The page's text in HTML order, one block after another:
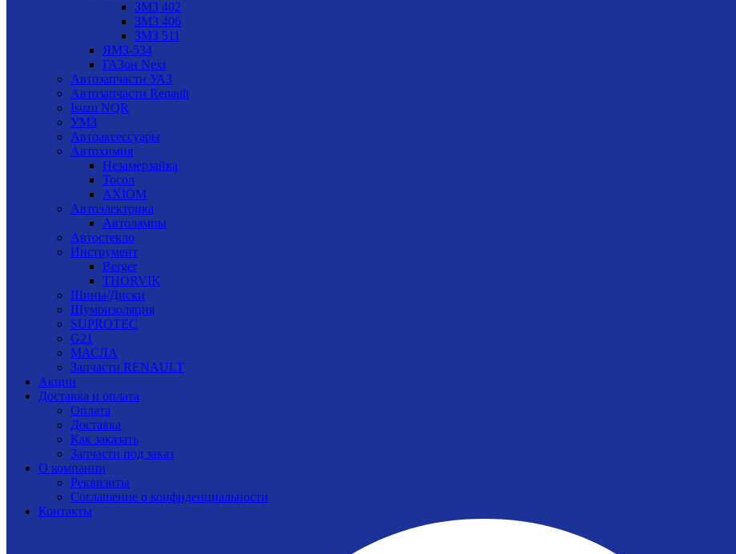
ЗМЗ 402
ЗМЗ 406
ЗМЗ 511
ЯМЗ-534
ГАЗон Next
Автозапчасти УАЗ
Автозапчасти Renault
Isuzu NQR
УМЗ
Автоаксессуары
Автохимия
Незамерзайка
Тосол
AXIOM
Автоэлектрика
Автолампы
Автостекло
Инструмент
Berger
THORVIK
Шины/Диски
Шумоизоляция
SUPROTEC
G21
МАСЛА
Запчасти RENAULT
Акции
Доставка и оплата
Оплата
Доставка
Как заказать
Запчасти под заказ
О компании
Реквизиты
Соглашение о конфиденциальности
Контакты